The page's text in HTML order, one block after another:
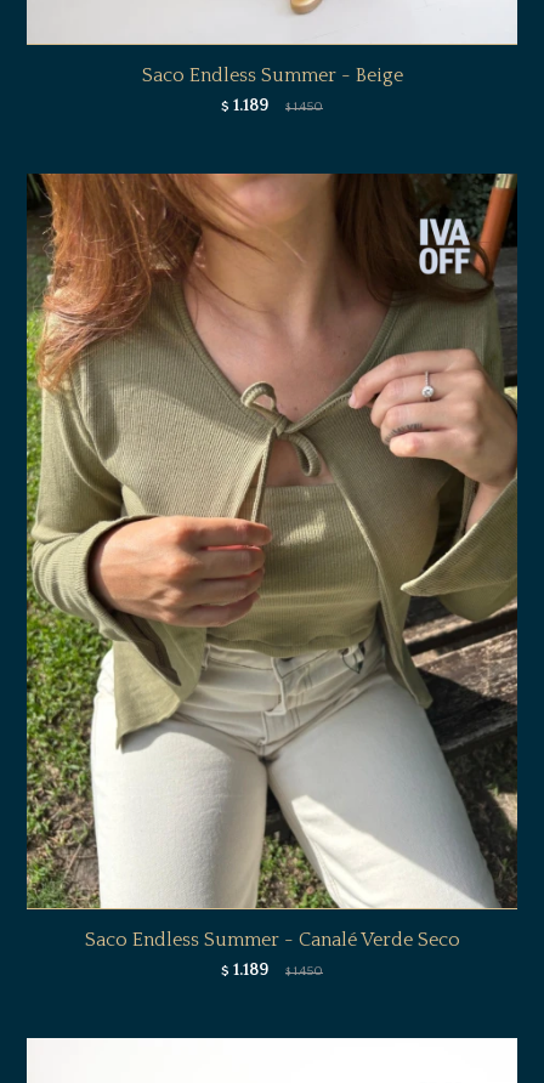
Saco Endless Summer - Beige
$ 1.189 $ 1.450
Saco Endless Summer - Canalé Verde Seco
$ 1.189 $ 1.450